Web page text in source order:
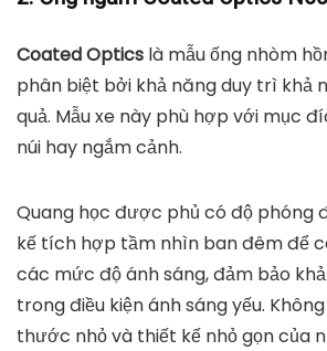
Coated Optics là mẫu ống nhòm
phân biệt bởi khả năng duy trì khả
quả. Mẫu xe này phù hợp với mục
núi hay ngắm cảnh.
Quang học được phủ có độ phóng
kế tích hợp tầm nhìn ban đêm để
các mức độ ánh sáng, đảm bảo
trong điều kiện ánh sáng yếu.
thước nhỏ và thiết kế nhỏ gọn của